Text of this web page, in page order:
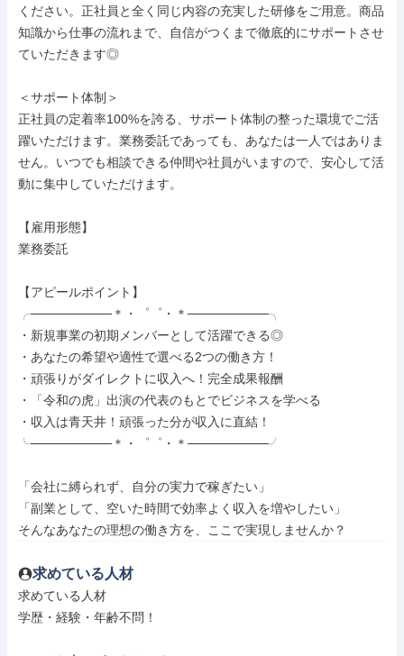
ください。正社員と全く同じ内容の充実した研修をご用意。商品
知識から仕事の流れまで、自信がつくまで徹底的にサポートさせ
ていただきます◎
＜サポート体制＞
正社員の定着率100%を誇る、サポート体制の整った環境でご活
躍いただけます。業務委託であっても、あなたは一人ではありま
せん。いつでも相談できる仲間や社員がいますので、安心して活
動に集中していただけます。
【雇用形態】
業務委託
【アピールポイント】
╭─────────＊・゜゜・＊─────────╮
・新規事業の初期メンバーとして活躍できる◎
・あなたの希望や適性で選べる2つの働き方！
・頑張りがダイレクトに収入へ！完全成果報酬
・「令和の虎」出演の代表のもとでビジネスを学べる
・収入は青天井！頑張った分が収入に直結！
╰─────────＊・゜゜・＊─────────╯
「会社に縛られず、自分の実力で稼ぎたい」
「副業として、空いた時間で効率よく収入を増やしたい」
そんなあなたの理想の働き方を、ここで実現しませんか？
求めている人材
求めている人材
学歴・経験・年齢不問！